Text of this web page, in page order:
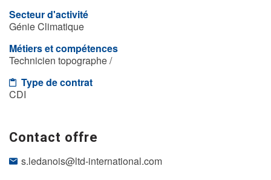
Secteur d'activité
Génie Climatique
Métiers et compétences
Technicien topographe /
Type de contrat
CDI
Contact offre
s.ledanois@ltd-international.com